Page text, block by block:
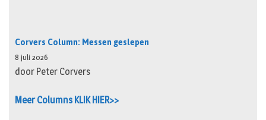
Corvers Column: Messen geslepen
8 juli 2026
door Peter Corvers
Meer Columns KLIK HIER>>